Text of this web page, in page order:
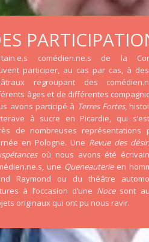
comédien.ne.s de la
participer, au cas par cas, à
regroupant des
âges et de différentes
avons participé à Terres Fortes,
à sucre en Picardie, qui
de nombreuses représentations
en Pologne. Une Revue des
où nous avons été
une Queneauterieen
Raymond ou du théâtre
à l’occasion d’une Nocesont
originaux qui ont pu nous ravir.